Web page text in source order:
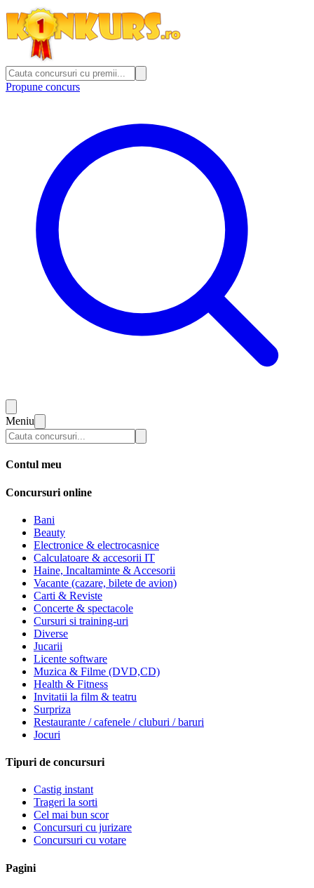
Propune concurs
Meniu
Contul meu
Concursuri online
Bani
Beauty
Electronice & electrocasnice
Calculatoare & accesorii IT
Haine, Incaltaminte & Accesorii
Vacante (cazare, bilete de avion)
Carti & Reviste
Concerte & spectacole
Cursuri si training-uri
Diverse
Jucarii
Licente software
Muzica & Filme (DVD,CD)
Health & Fitness
Invitatii la film & teatru
Surpriza
Restaurante / cafenele / cluburi / baruri
Jocuri
Tipuri de concursuri
Castig instant
Trageri la sorti
Cel mai bun scor
Concursuri cu jurizare
Concursuri cu votare
Pagini